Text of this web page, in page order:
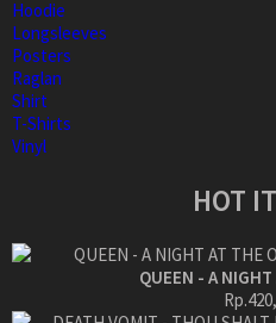
Hoodie
Longsleeves
Posters
Raglan
Shirt
T-Shirts
Vinyl
HOT
QUEEN - A